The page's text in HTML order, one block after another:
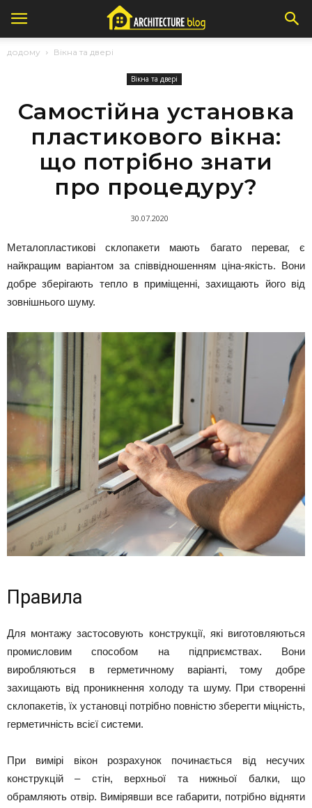
додому Вікна та двері
Вікна та двері
Самостійна установка
пластикового вікна:
що потрібно знати
про процедуру?
30.07.2020
Металопластикові склопакети мають багато переваг, є
найкращим варіантом за співвідношенням ціна-якість. Вони
добре зберігають тепло в приміщенні, захищають його від
зовнішнього шуму.
Правила
Для монтажу застосовують конструкції, які виготовляються
промисловим способом на підприємствах. Вони
виробляються в герметичному варіанті, тому добре
захищають від проникнення холоду та шуму. При створенні
склопакетів, їх установці потрібно повністю зберегти міцність,
герметичність всієї системи.
При вимірі вікон розрахунок починається від несучих
конструкцій – стін, верхньої та нижньої балки, що
обрамляють отвір. Вимірявши все габарити, потрібно відняти